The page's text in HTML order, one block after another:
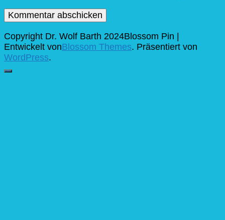
Copyright Dr. Wolf Barth 2024Blossom Pin |
Entwickelt vonBlossom Themes. Präsentiert von
WordPress.